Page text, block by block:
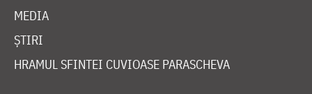
MEDIA
ȘTIRI
HRAMUL SFINTEI CUVIOASE PARASCHEVA